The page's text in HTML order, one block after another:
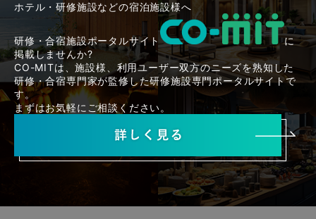
ホテル・研修施設などの宿泊施設様へ
研修・合宿施設ポータルサイト
に
掲載しませんか?
CO-MITは、施設様、利用ユーザー双方のニーズを熟知した
研修・合宿専門家が監修した研修施設専門ポータルサイトで
す。
まずはお気軽にご相談ください。